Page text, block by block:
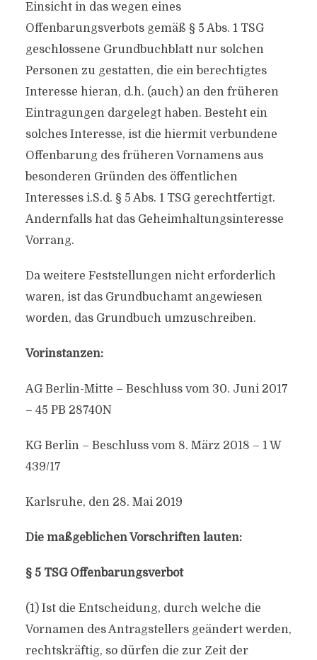
Einsicht in das wegen eines
Offenbarungsverbots gemäß § 5 Abs. 1 TSG
geschlossene Grundbuchblatt nur solchen
Personen zu gestatten, die ein berechtigtes
Interesse hieran, d.h. (auch) an den früheren
Eintragungen dargelegt haben. Besteht ein
solches Interesse, ist die hiermit verbundene
Offenbarung des früheren Vornamens aus
besonderen Gründen des öffentlichen
Interesses i.S.d. § 5 Abs. 1 TSG gerechtfertigt.
Andernfalls hat das Geheimhaltungsinteresse
Vorrang.
Da weitere Feststellungen nicht erforderlich
waren, ist das Grundbuchamt angewiesen
worden, das Grundbuch umzuschreiben.
Vorinstanzen:
AG Berlin-Mitte – Beschluss vom 30. Juni 2017
– 45 PB 28740N
KG Berlin – Beschluss vom 8. März 2018 – 1 W
439/17
Karlsruhe, den 28. Mai 2019
Die maßgeblichen Vorschriften lauten:
§ 5 TSG Offenbarungsverbot
(1) Ist die Entscheidung, durch welche die
Vornamen des Antragstellers geändert werden,
rechtskräftig, so dürfen die zur Zeit der